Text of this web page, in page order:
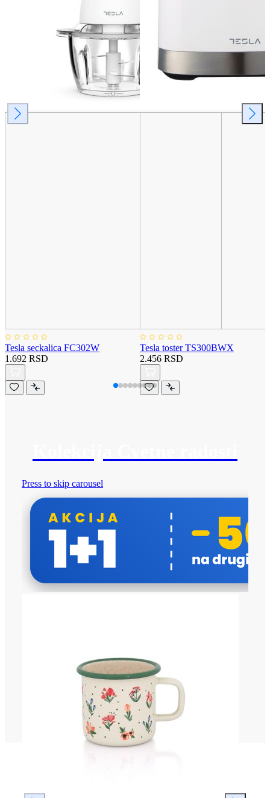
Tesla seckalica FC302W
1.692 RSD
Tesla toster TS300BWX
2.456 RSD
Press to skip carousel